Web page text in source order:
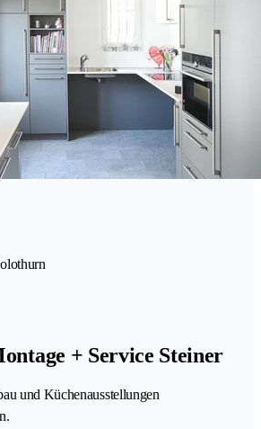
+ Service Steiner
und Küchenausstellungen